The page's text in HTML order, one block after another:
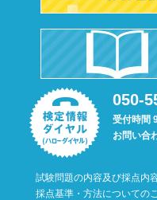
050-
受付時間
お問い合
試験問題の内容及び採点内容
採点基準・方法についての